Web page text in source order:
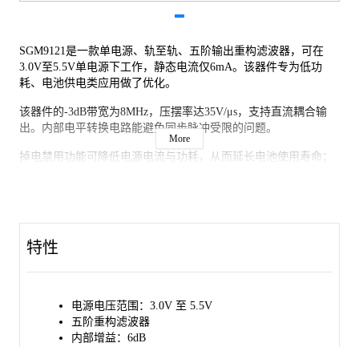
SGM9121是一款单电源、轨至轨、五阶输出重构滤波器，可在
3.0V至5.5V单电源下工作，静态电流仅6mA。该器件专为低功
耗、电池供电类应用做了优化。
该器件的-3dB带宽为8MHz，压摆率达35V/μs，支持直流耦合输
出。内部电平转换电路能避免同步脉冲受限的问题。
掉电禁用功能可降低电源电流与功耗，从而延长电池使用寿命；
More
特性
电源电压范围：3.0V 至 5.5V
五阶重构滤波器
内部增益：6dB